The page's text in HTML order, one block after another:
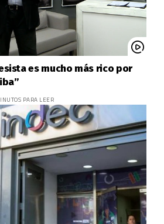
es mucho más rico por
PARA LEER